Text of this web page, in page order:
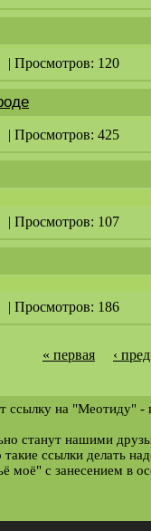
| Просмотров: 120
| Просмотров: 425
| Просмотров: 107
| Просмотров: 186
« первая ‹
ссылку на "Меотиду" -
станут нашими
ссылки делать
моё" с занесением в